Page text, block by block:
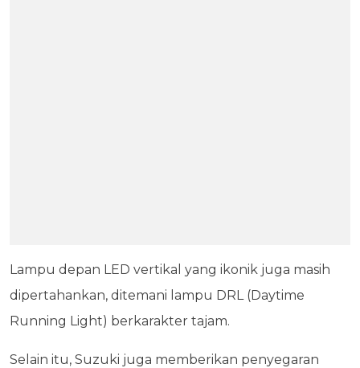
Lampu depan LED vertikal yang ikonik juga masih
dipertahankan, ditemani lampu DRL (Daytime
Running Light) berkarakter tajam.
Selain itu, Suzuki juga memberikan penyegaran